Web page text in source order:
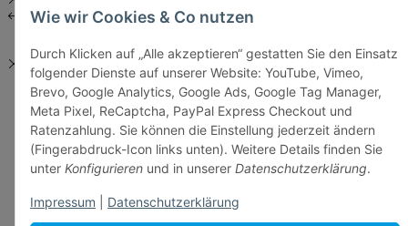
Wie wir Cookies & Co nutzen
Durch Klicken auf „Alle akzeptieren“ gestatten Sie den Einsatz
folgender Dienste auf unserer Website: YouTube, Vimeo,
Brevo, Google Analytics, Google Ads, Google Tag Manager,
Meta Pixel, ReCaptcha, PayPal Express Checkout und
Ratenzahlung. Sie können die Einstellung jederzeit ändern
(Fingerabdruck-Icon links unten). Weitere Details finden Sie
unter Konfigurieren und in unserer Datenschutzerklärung.
Impressum Datenschutzerklärung